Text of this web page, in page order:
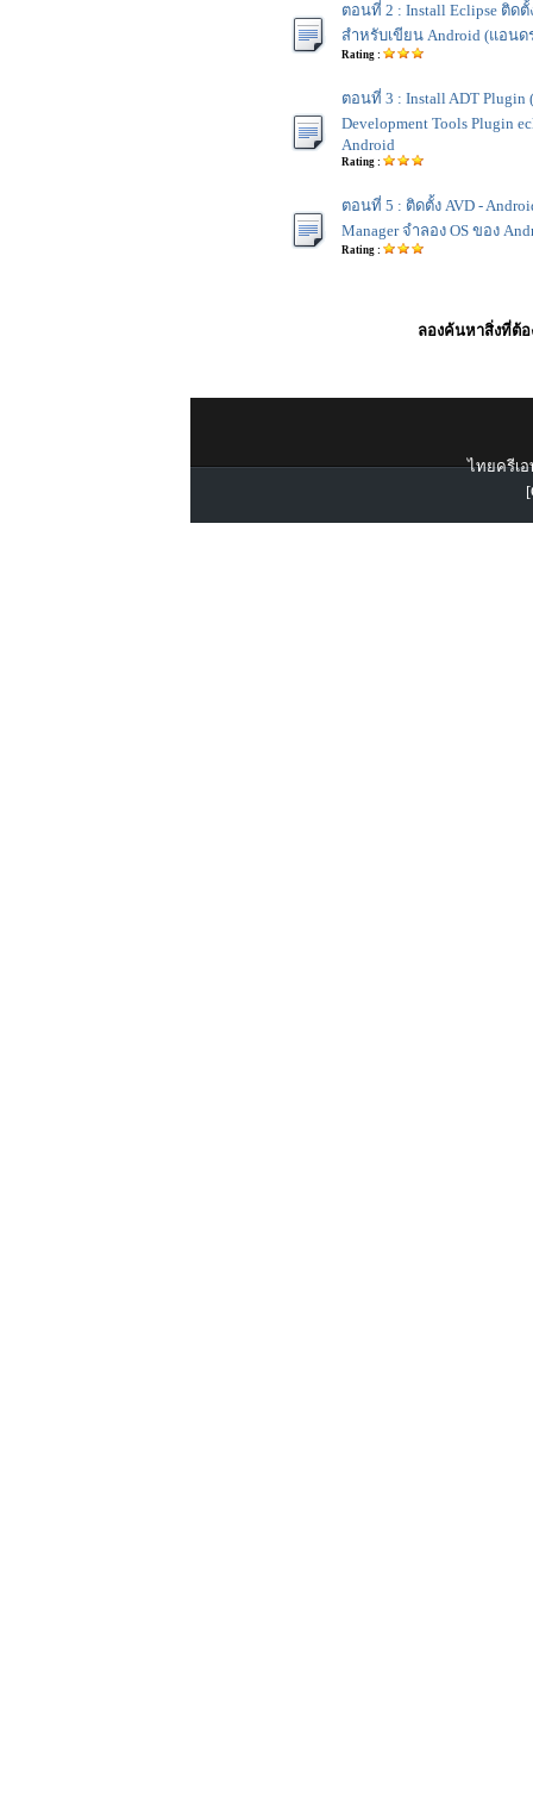
ตอนที่ 2 : Install Eclipse ติด
สำหรับเขียน Android (แอนด
Rating :
ตอนที่ 3 : Install ADT Plugin
Development Tools Plugin
Android
Rating :
ตอนที่ 5 : ติดตั้ง AVD -
Manager จำลอง OS ของ
Rating :
ลองค้นหาสิ่งที่ต้อ
ไทยครีเอ
[